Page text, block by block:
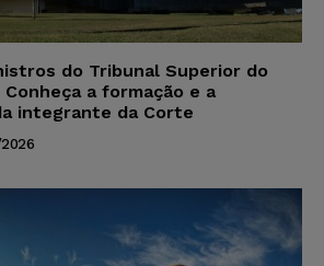
do Tribunal Superior do
a formação e a
integrante da Corte